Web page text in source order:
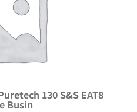
130 S&S EAT8
Busin